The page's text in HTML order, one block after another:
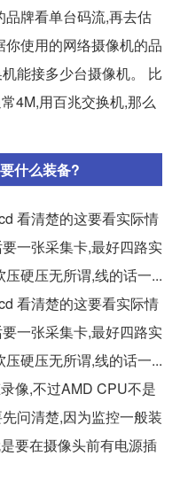
牌看单台码流,再去估
使用的网络摄像机的品
能接多少台摄像机。 比
4M,用百兆交换机,那么
什么装备?
看清楚的这要看实际情
一张采集卡,最好四路实
硬压无所谓,线的话一...
看清楚的这要看实际情
一张采集卡,最好四路实
硬压无所谓,线的话一...
像,不过AMD CPU不是
问清楚,因为监控一般装
要在摄像头前有电源插